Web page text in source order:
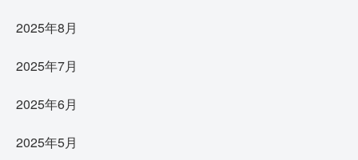
2025年8月
2025年7月
2025年6月
2025年5月